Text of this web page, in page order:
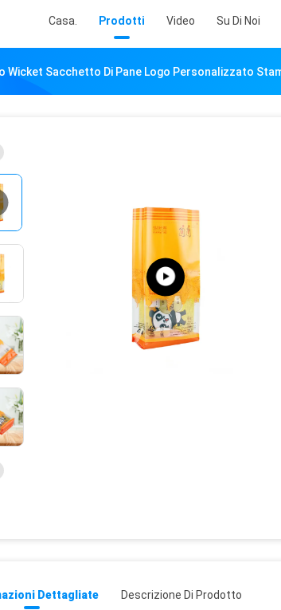
Casa. Prodotti Video Su Di Noi
Sacchetto Di Pane Logo Personalizzato
Dettagliate Descrizione Di Prodotto